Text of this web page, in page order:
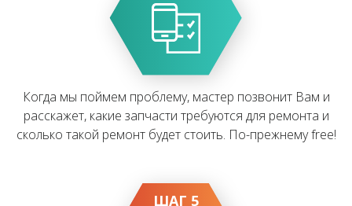
Когда мы поймем проблему, мастер позвонит Вам и
расскажет, какие запчасти требуются для ремонта и
сколько такой ремонт будет стоить. По-прежнему free!
ШАГ 5